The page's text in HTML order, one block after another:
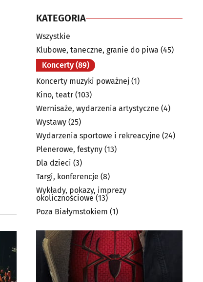
KATEGORIA
Wszystkie
Klubowe, taneczne, granie do piwa (45)
Koncerty (89)
Koncerty muzyki poważnej (1)
Kino, teatr (103)
Wernisaże, wydarzenia artystyczne (4)
Wystawy (25)
Wydarzenia sportowe i rekreacyjne (24)
Plenerowe, festyny (13)
Dla dzieci (3)
Targi, konferencje (8)
Wykłady, pokazy, imprezy
okolicznościowe (13)
Poza Białymstokiem (1)